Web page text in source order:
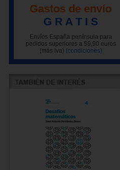
Gastos de envío
G R A T I S
Envíos España península para
pedidos superiores a 59,90 euros
(más iva) (condiciones)